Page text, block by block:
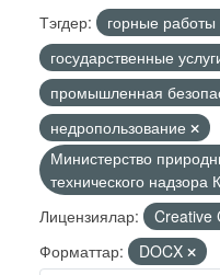
Тэгдер:
горные работы
государственные
промышленная
недропользование
Министерство
технического надзора
Лицензиялар:
Creative
Форматтар:
DOCX